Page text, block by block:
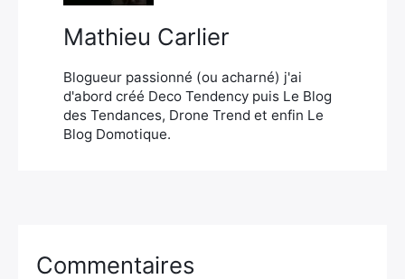
Mathieu Carlier
Blogueur passionné (ou acharné) j'ai
d'abord créé Deco Tendency puis Le Blog
des Tendances, Drone Trend et enfin Le
Blog Domotique.
Commentaires